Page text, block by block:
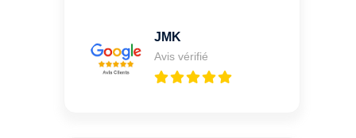
JMK
Avis vérifié